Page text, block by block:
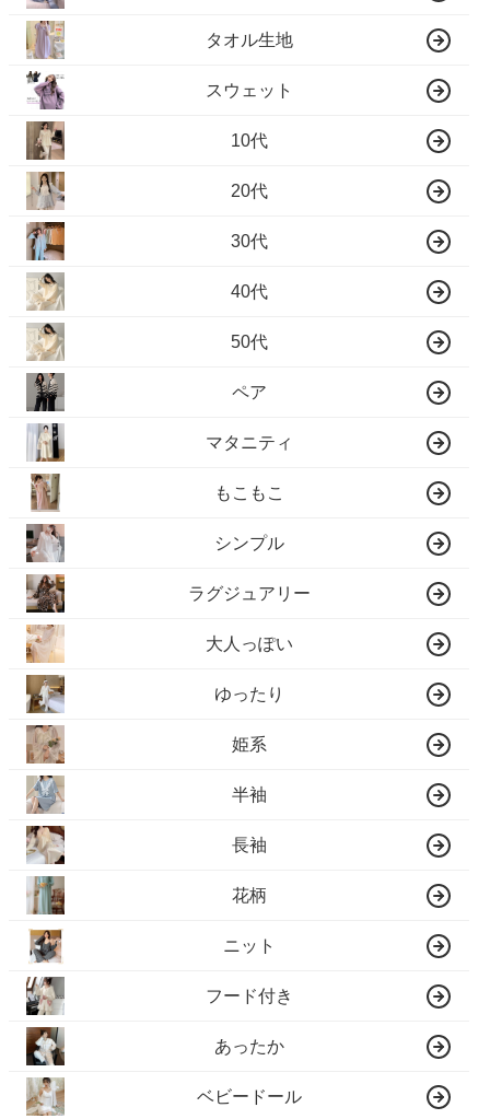
タオル生地
スウェット
10代
20代
30代
40代
50代
ペア
マタニティ
もこもこ
シンプル
ラグジュアリー
大人っぽい
ゆったり
姫系
半袖
長袖
花柄
ニット
フード付き
あったか
ベビードール